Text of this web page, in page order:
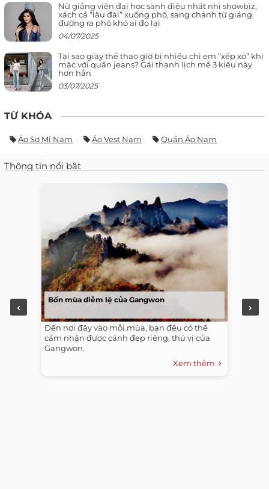
Nữ giảng viên đại học sành điệu nhất nhì showbiz,
xách cả “lâu đài” xuống phố, sang chảnh từ giảng
đường ra phố khó ai đọ lại
04/07/2025
Tại sao giày thể thao giờ bị nhiều chị em “xếp xó” khi
mặc với quần jeans? Gái thanh lịch mê 3 kiểu này
hơn hẳn
03/07/2025
TỪ KHÓA
Áo Sơ Mi Nam Áo Vest Nam Quần Áo Nam
Thông tin nổi bật
Bốn mùa diễm lệ của Gangwon
Đến nơi đây vào mỗi mùa, bạn đều có thể
cảm nhận được cảnh đẹp riêng, thú vị của
Gangwon.
Xem thêm